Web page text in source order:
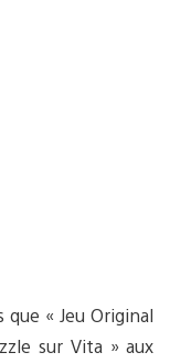
« Jeu Original
sur Vita » aux